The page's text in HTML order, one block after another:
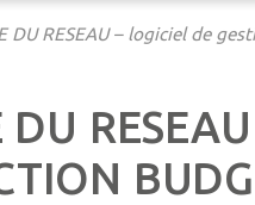
DU RESEAU – logiciel de